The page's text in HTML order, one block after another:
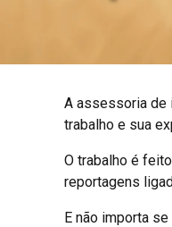
A assessoria de
trabalho e sua
O trabalho é
reportagens
E não importa